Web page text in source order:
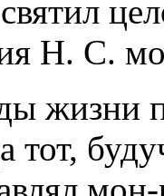
Н. С.
жизни
тот,